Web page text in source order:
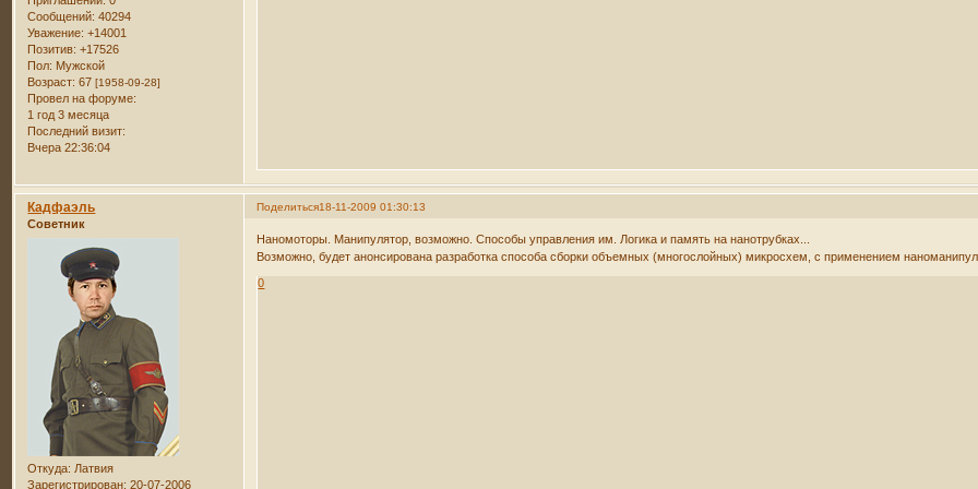
Сообщений: 40294
Уважение: +14001
Позитив: +17526
Пол: Мужской
Возраст: 67[1958-09-28]
Провел на форуме:
1 год 3 месяца
Последний визит:
Вчера 22:36:04
Поделиться18-11-2009 01:30:13
Кадфаэль
Советник
Откуда: Латвия
Зарегистрирован: 20-07-2006
Наномоторы. Манипулятор, возможно. Способы управления им. Логика и память на нанотрубках...
Возможно, будет анонсирована разработка способа сборки объемных (многослойных) микросхем, с применением
0